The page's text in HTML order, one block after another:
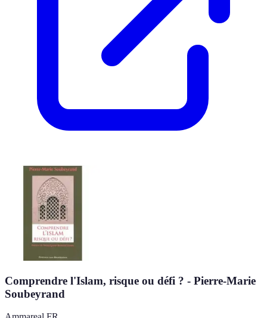
Comprendre l'Islam, risque ou défi ? - Pierre-Marie
Soubeyrand